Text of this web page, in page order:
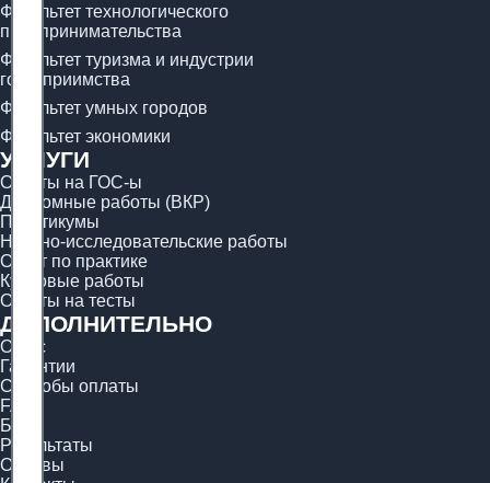
Факультет технологического
предпринимательства
Факультет туризма и индустрии
гостеприимства
Факультет умных городов
Факультет экономики
УСЛУГИ
Ответы на ГОС-ы
Дипломные работы (ВКР)
Практикумы
Научно-исследовательские работы
Отчёт по практике
Курсовые работы
Ответы на тесты
ДОПОЛНИТЕЛЬНО
О нас
Гарантии
Способы оплаты
FAQ
Блог
Результаты
Отзывы